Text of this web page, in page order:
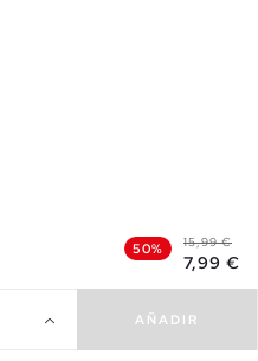
50% 15,99 €
7,99 €
AÑADIR